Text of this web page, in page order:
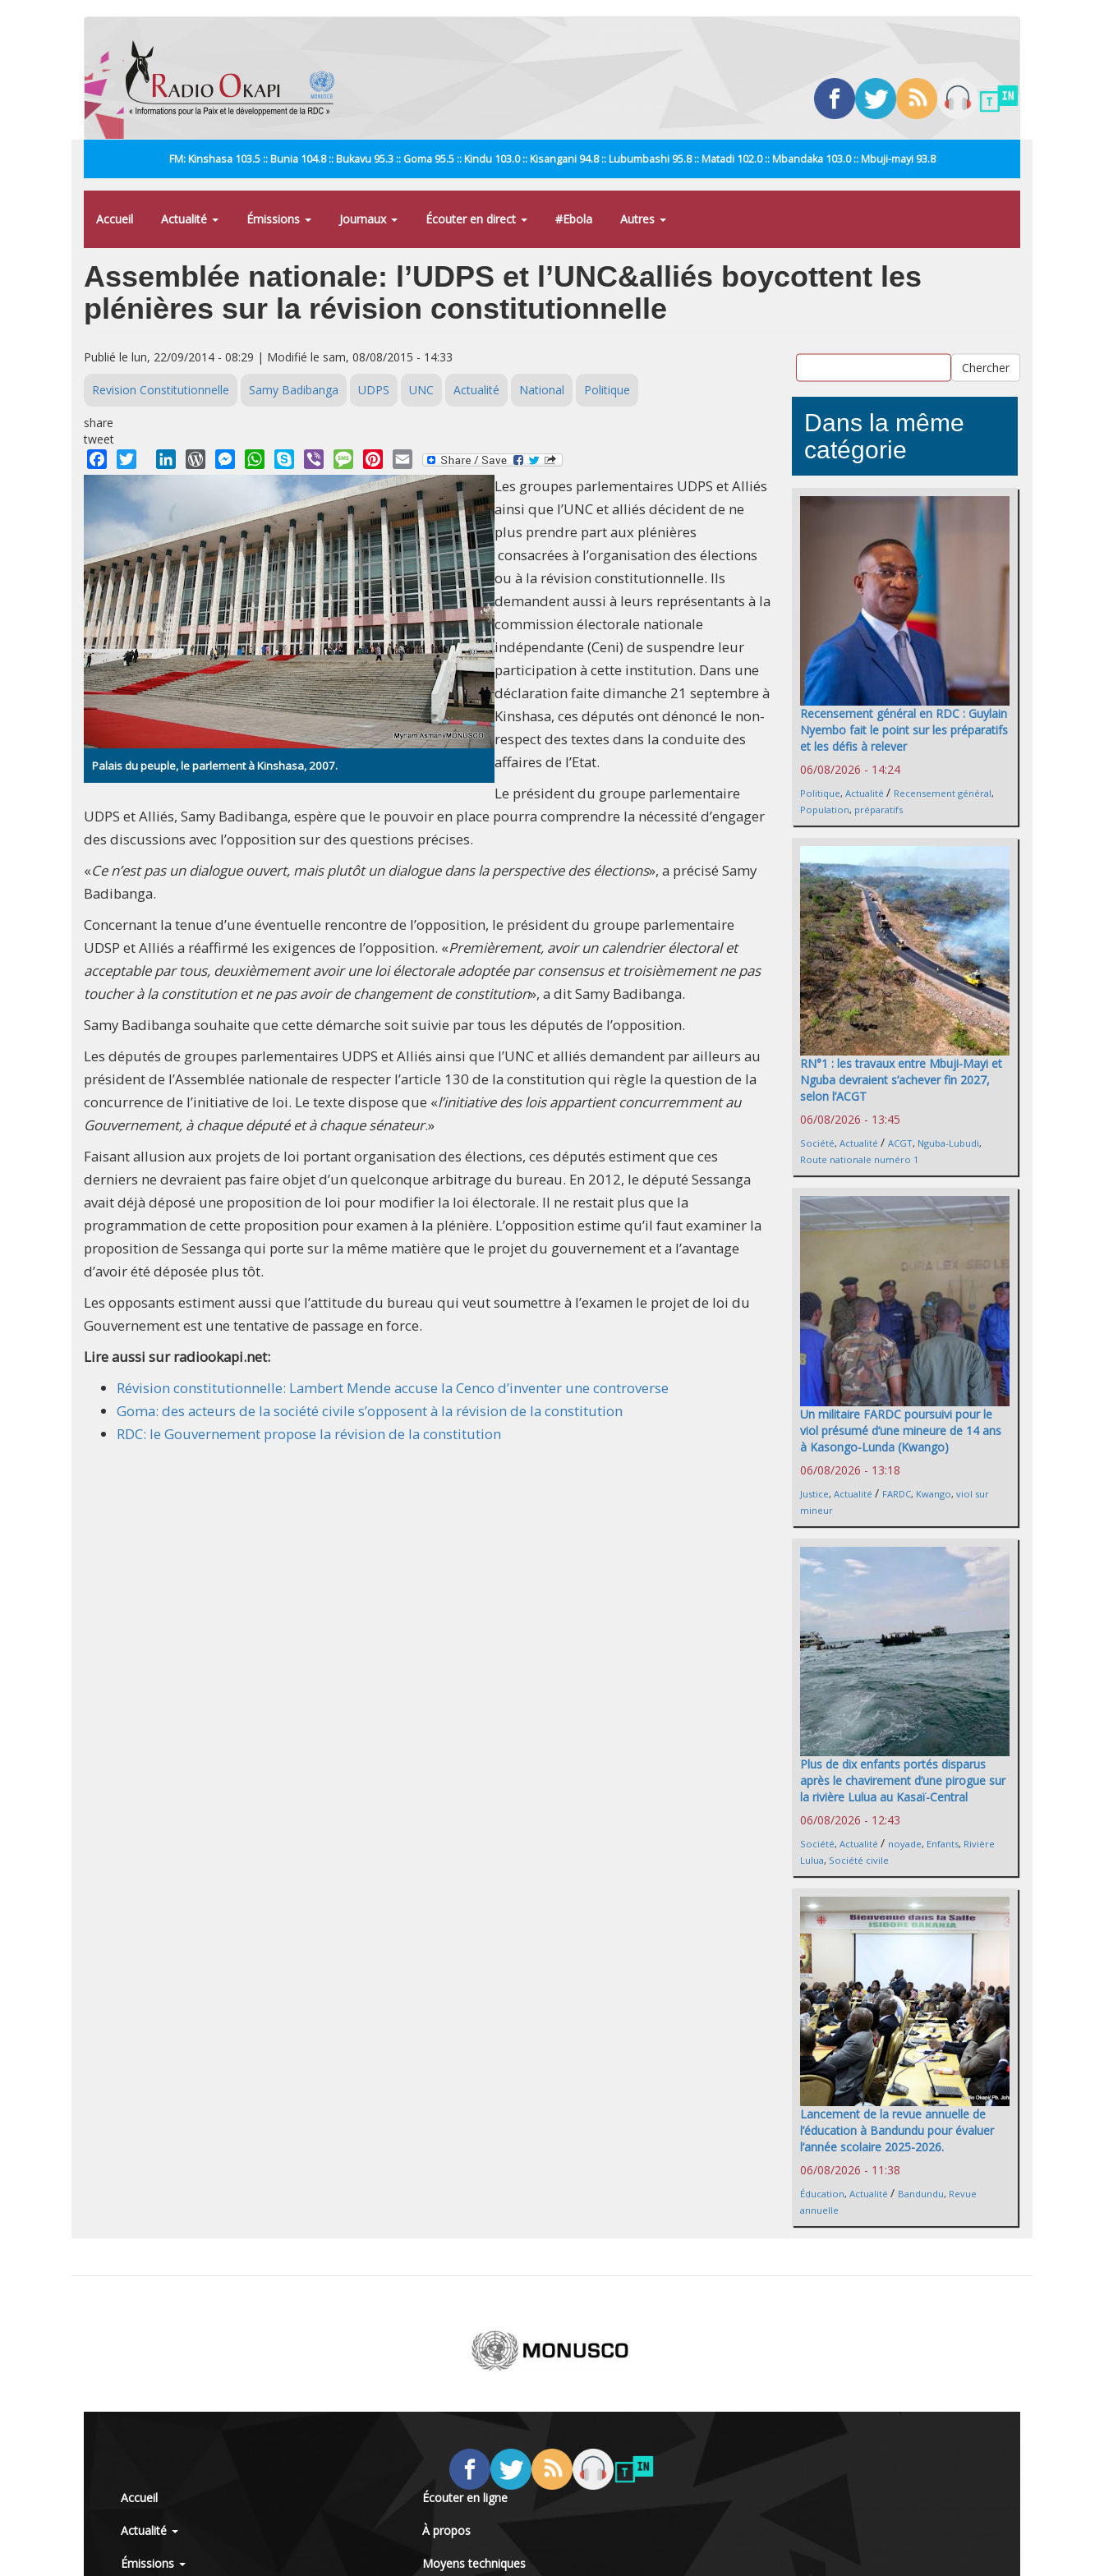
FM: Kinshasa 103.5 :: Bunia 104.8 :: Bukavu 95.3 :: Goma 95.5 :: Kindu 103.0 :: Kisangani 94.8 :: Lubumbashi 95.8 :: Matadi 102.0 :: Mbandaka 103.0 :: Mbuji-mayi 93.8
Accueil Actualité Émissions Journaux Écouter en direct #Ebola Autres
Assemblée nationale: l’UDPS et l’UNC&alliés boycottent les
plénières sur la révision constitutionnelle
Publié le lun, 22/09/2014 - 08:29 | Modifié le sam, 08/08/2015 - 14:33
Revision Constitutionnelle Samy Badibanga UDPS UNC Actualité National Politique
share
tweet
Facebook
Twitter LinkedInWordPressMessengerWhatsApp
Skype Viber MessagePinterest
Email
Palais du peuple, le parlement à Kinshasa, 2007.
Les groupes parlementaires UDPS et Alliés
ainsi que l’UNC et alliés décident de ne
plus prendre part aux plénières
consacrées à l’organisation des élections
ou à la révision constitutionnelle. Ils
demandent aussi à leurs représentants à la
commission électorale nationale
indépendante (Ceni) de suspendre leur
participation à cette institution. Dans une
déclaration faite dimanche 21 septembre à
Kinshasa, ces députés ont dénoncé le non-
respect des textes dans la conduite des
affaires de l’Etat.
Le président du groupe parlementaire
UDPS et Alliés, Samy Badibanga, espère que le pouvoir en place pourra comprendre la nécessité d’engager
des discussions avec l’opposition sur des questions précises.
«Ce n’est pas un dialogue ouvert, mais plutôt un dialogue dans la perspective des élections», a précisé Samy
Badibanga.
Concernant la tenue d’une éventuelle rencontre de l’opposition, le président du groupe parlementaire
UDSP et Alliés a réaffirmé les exigences de l’opposition. «Premièrement, avoir un calendrier électoral et
acceptable par tous, deuxièmement avoir une loi électorale adoptée par consensus et troisièmement ne pas
toucher à la constitution et ne pas avoir de changement de constitution», a dit Samy Badibanga.
Samy Badibanga souhaite que cette démarche soit suivie par tous les députés de l’opposition.
Les députés de groupes parlementaires UDPS et Alliés ainsi que l’UNC et alliés demandent par ailleurs au
président de l’Assemblée nationale de respecter l’article 130 de la constitution qui règle la question de la
concurrence de l’initiative de loi. Le texte dispose que «l’initiative des lois appartient concurremment au
Gouvernement, à chaque député et à chaque sénateur.»
Faisant allusion aux projets de loi portant organisation des élections, ces députés estiment que ces
derniers ne devraient pas faire objet d’un quelconque arbitrage du bureau. En 2012, le député Sessanga
avait déjà déposé une proposition de loi pour modifier la loi électorale. Il ne restait plus que la
programmation de cette proposition pour examen à la plénière. L’opposition estime qu’il faut examiner la
proposition de Sessanga qui porte sur la même matière que le projet du gouvernement et a l’avantage
d’avoir été déposée plus tôt.
Les opposants estiment aussi que l’attitude du bureau qui veut soumettre à l’examen le projet de loi du
Gouvernement est une tentative de passage en force.
Lire aussi sur radiookapi.net:
Révision constitutionnelle: Lambert Mende accuse la Cenco d’inventer une controverse
Goma: des acteurs de la société civile s’opposent à la révision de la constitution
RDC: le Gouvernement propose la révision de la constitution
Chercher
Dans la même
catégorie
Recensement général en RDC : Guylain
Nyembo fait le point sur les préparatifs
et les défis à relever
06/08/2026 - 14:24
Politique, Actualité / Recensement général,
Population, préparatifs
RN°1 : les travaux entre Mbuji-Mayi et
Nguba devraient s’achever fin 2027,
selon l’ACGT
06/08/2026 - 13:45
Société, Actualité / ACGT, Nguba-Lubudi,
Route nationale numéro 1
Un militaire FARDC poursuivi pour le
viol présumé d’une mineure de 14 ans
à Kasongo-Lunda (Kwango)
06/08/2026 - 13:18
Justice, Actualité / FARDC, Kwango, viol sur
mineur
Plus de dix enfants portés disparus
après le chavirement d’une pirogue sur
la rivière Lulua au Kasaï-Central
06/08/2026 - 12:43
Société, Actualité / noyade, Enfants, Rivière
Lulua, Société civile
Lancement de la revue annuelle de
l’éducation à Bandundu pour évaluer
l’année scolaire 2025-2026.
06/08/2026 - 11:38
Éducation, Actualité / Bandundu, Revue
annuelle
Accueil
Actualité
Émissions
Écouter en ligne
À propos
Moyens techniques